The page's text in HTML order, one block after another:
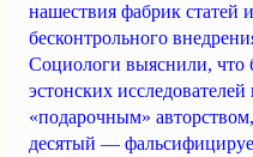
нашествия фабрик статей и
бесконтрольного
Социологи выяснили, что
эстонских исследователей
«подарочным»
десятый —